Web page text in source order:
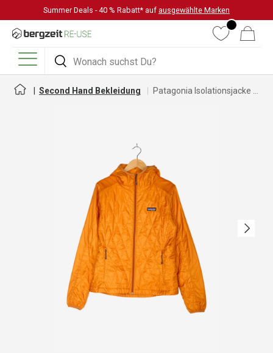
DIREKT ZUM INHALT
Summer Deals - 40 % Rabatt* auf ausgewählte Marken
Suchen
Suchen
WunschlisteWarenkorb
Menü
Second Hand Bekleidung
Nächste